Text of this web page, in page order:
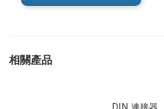
相關產品